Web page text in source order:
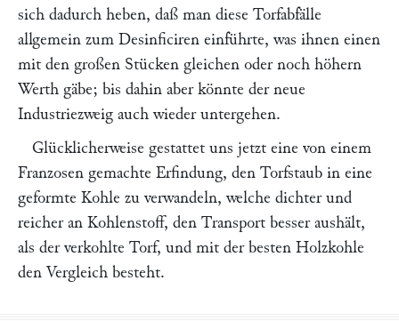
sich dadurch heben, daß man diese Torfabfälle
allgemein zum Desinficiren einführte, was ihnen einen
mit den großen Stücken gleichen oder noch höhern
Werth gäbe; bis dahin aber könnte der neue
Industriezweig auch wieder untergehen.
Glücklicherweise gestattet uns jetzt eine von einem
Franzosen gemachte Erfindung, den Torfstaub in eine
geformte Kohle zu verwandeln, welche dichter und
reicher an Kohlenstoff, den Transport besser aushält,
als der verkohlte Torf, und mit der besten Holzkohle
den Vergleich besteht.